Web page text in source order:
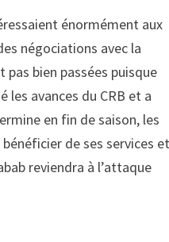
énormément aux
négociations avec la
bien passées puisque
avances du CRB et a
en fin de saison, les
de ses services
reviendra à l’attaque